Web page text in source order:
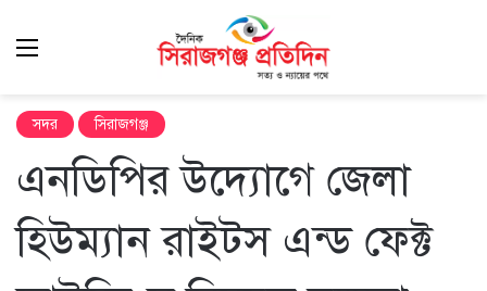
Menu
সদর সিরাজগঞ্জ
এনডিপির উদ্যোগে জেলা
হিউম্যান রাইটস এন্ড ফেক্ট